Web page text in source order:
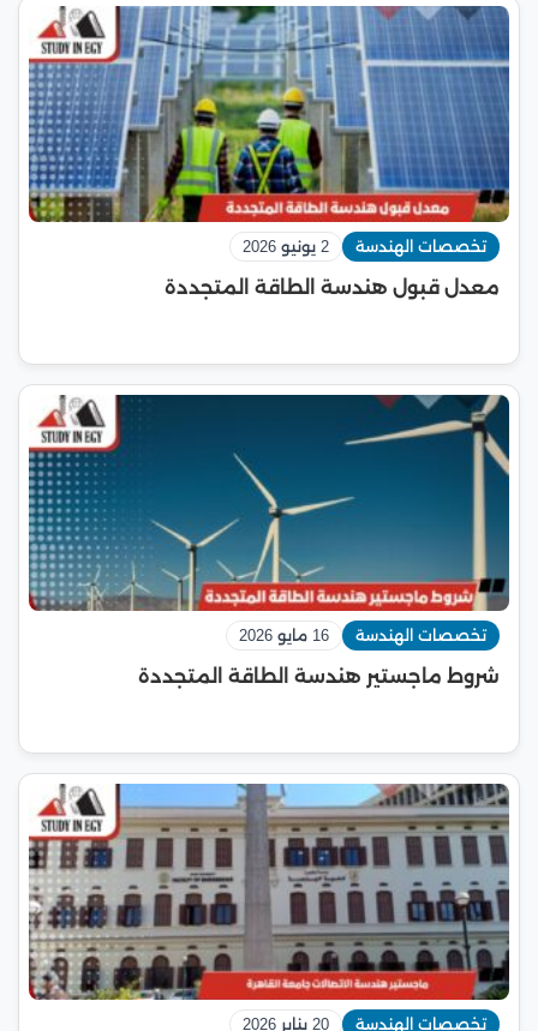
تخصصات الهندسة 2 يونيو 2026
معدل قبول هندسة الطاقة المتجددة
تخصصات الهندسة 16 مايو 2026
شروط ماجستير هندسة الطاقة المتجددة
تخصصات الهندسة 20 يناير 2026